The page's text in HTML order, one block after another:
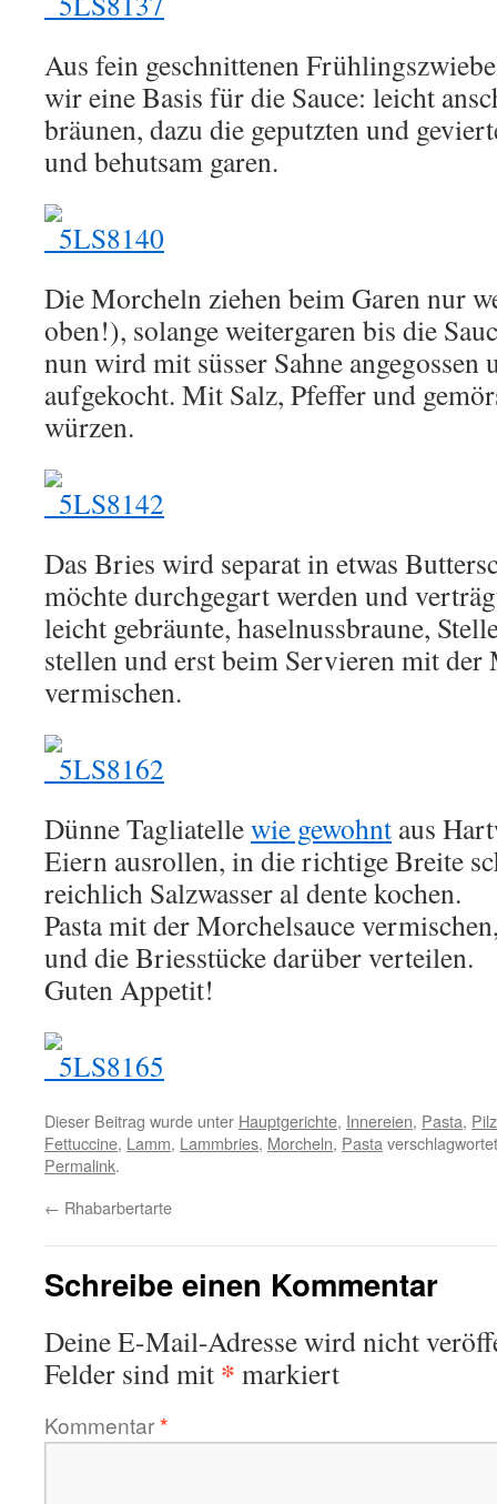
Aus fein geschnittenen
wir eine Basis für die Sauce: leicht
bräunen, dazu die geputzten und
und behutsam garen.
Die Morcheln ziehen beim Garen nur
oben!), solange weitergaren bis die
nun wird mit süsser Sahne
aufgekocht. Mit Salz, Pfeffer und
würzen.
Das Bries wird separat in etwas
möchte durchgegart werden und
leicht gebräunte, haselnussbraune,
stellen und erst beim Servieren mit der
vermischen.
Dünne Tagliatellewie gewohnt aus
Eiern ausrollen, in die richtige Breite
reichlich Salzwasser al dente kochen.
Pasta mit der Morchelsauce
und die Briesstücke darüber verteilen.
Guten Appetit!
Dieser Beitrag wurde unter Hauptgerichte, Innereien, Pasta,
Fettuccine, Lamm, Lammbries, Morcheln, Pasta
Permalink.
← Rhabarbertarte
Schreibe einen Kommentar
Deine E-Mail-Adresse wird nicht
Felder sind mit * markiert
Kommentar*